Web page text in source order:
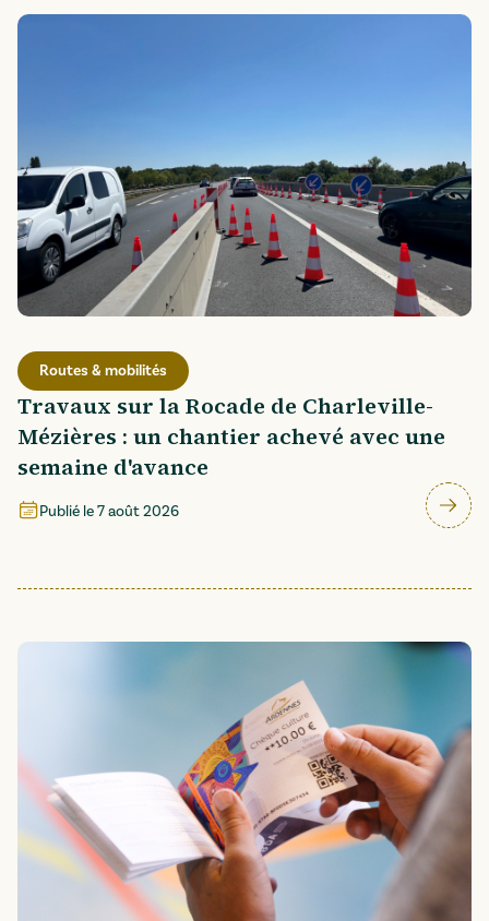
Routes & mobilités
Travaux sur la Rocade de Charleville-
Mézières : un chantier achevé avec une
semaine d'avance
Publié le7 août 2026